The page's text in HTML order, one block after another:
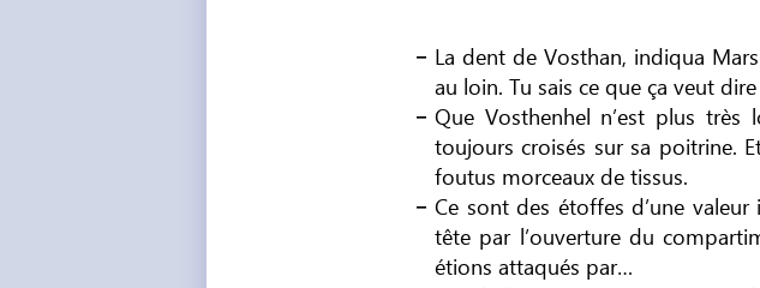
La dent de Vosthan, indiqua
au loin. Tu sais ce que ça veut dire
Que Vosthenhel n’est plus
toujours croisés sur sa poitrine.
foutus morceaux de tissus.
Ce sont des étoffes d’une
tête par l’ouverture du
étions attaqués par…